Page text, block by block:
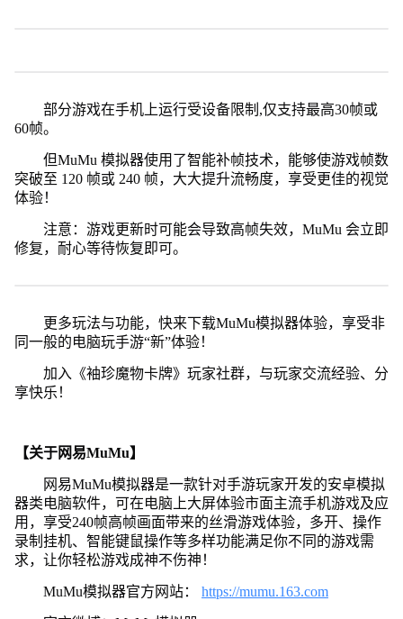
部分游戏在手机上运行受设备限制,仅支持最高30帧或
60帧。
但MuMu 模拟器使用了智能补帧技术，能够使游戏帧数
突破至 120 帧或 240 帧，大大提升流畅度，享受更佳的视觉
体验！
注意：游戏更新时可能会导致高帧失效，MuMu 会立即
修复，耐心等待恢复即可。
更多玩法与功能，快来下载MuMu模拟器体验，享受非
同一般的电脑玩手游“新”体验！
加入《袖珍魔物卡牌》玩家社群，与玩家交流经验、分
享快乐！
【关于网易MuMu】
网易MuMu模拟器是一款针对手游玩家开发的安卓模拟
器类电脑软件，可在电脑上大屏体验市面主流手机游戏及应
用，享受240帧高帧画面带来的丝滑游戏体验，多开、操作
录制挂机、智能键鼠操作等多样功能满足你不同的游戏需
求，让你轻松游戏成神不伤神！
MuMu模拟器官方网站： https://mumu.163.com